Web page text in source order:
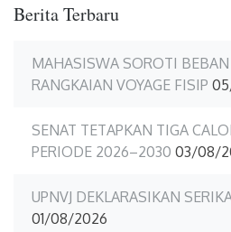
Berita Terbaru
MAHASISWA SOROTI
RANGKAIAN VOYAGE FISIP
SENAT TETAPKAN TIGA
PERIODE 2026–2030 03/08/
UPNVJ DEKLARASIKAN
01/08/2026